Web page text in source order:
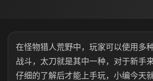
在怪物猎人荒野中，玩家可以使用多
战斗，太刀就是其中一种，对于新手
仔细的了解后才能上手玩，小编今天